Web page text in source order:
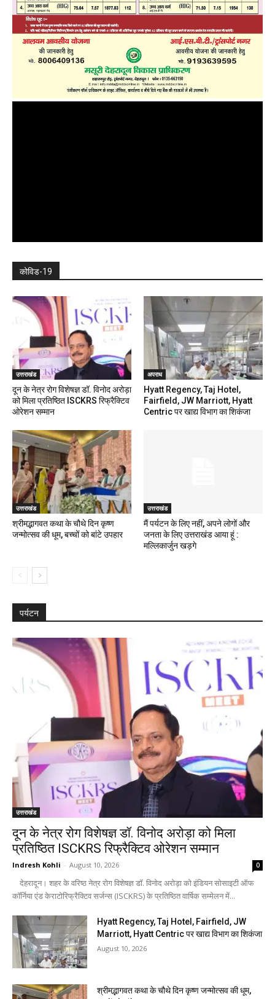
कोविड-19
उत्तराखंड
दून के नेत्र रोग विशेषज्ञ डॉ. विनोद अरोड़ा
को मिला प्रतिष्ठित ISCKRS रिफ्रैक्टिव
ओरेशन सम्मान
अपराध
Hyatt Regency, Taj Hotel,
Fairfield, JW Marriott, Hyatt
Centric पर खाद्य विभाग का शिकंजा
उत्तराखंड
श्रीमद्भागवत कथा के चौथे दिन कृष्ण
जन्मोत्सव की धूम, बच्चों को बांटे उपहार
उत्तराखंड
मैं पर्यटन के लिए नहीं, अपने लोगों और
जनता के लिए उत्तराखंड आया हूं :
मल्लिकार्जुन खड़गे
पर्यटन
उत्तराखंड
दून के नेत्र रोग विशेषज्ञ डॉ. विनोद अरोड़ा को मिला
प्रतिष्ठित ISCKRS रिफ्रैक्टिव ओरेशन सम्मान
Indresh Kohli - August 10, 2026 0
देहरादून। शहर के वरिष्ठ नेत्र रोग विशेषज्ञ डॉ. विनोद अरोड़ा को इंडियन सोसाइटी ऑफ
कॉर्निया एंड केराटोरिफ्रैक्टिव सर्जन्स (ISCKRS) के प्रतिष्ठित वार्षिक सम्मेलन में...
Hyatt Regency, Taj Hotel, Fairfield, JW
Marriott, Hyatt Centric पर खाद्य विभाग का शिकंजा
August 10, 2026
श्रीमद्भागवत कथा के चौथे दिन कृष्ण जन्मोत्सव की धूम,